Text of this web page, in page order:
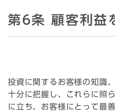
第6条 顧客利益
投資に関するお客様の知識
十分に把握し、これらに照
に立ち、お客様にとって最